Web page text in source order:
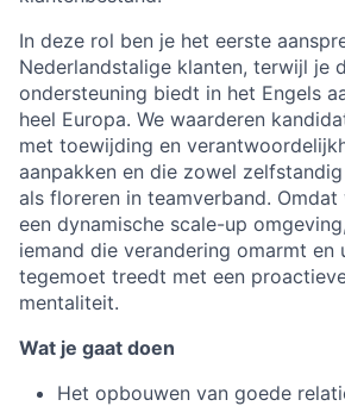
In deze rol ben je het eerste
Nederlandstalige klanten, terwijl je
ondersteuning biedt in het Engels
heel Europa. We waarderen
met toewijding en
aanpakken en die zowel
als floreren in teamverband.
een dynamische scale-up
iemand die verandering omarmt en
tegemoet treedt met een
mentaliteit.
Wat je gaat doen
Het opbouwen van goede